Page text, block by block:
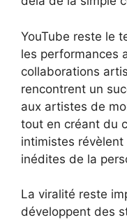
YouTube reste le
les performances
collaborations
rencontrent un
aux artistes de
tout en créant du
intimistes
inédites de la
La viralité reste
développent des